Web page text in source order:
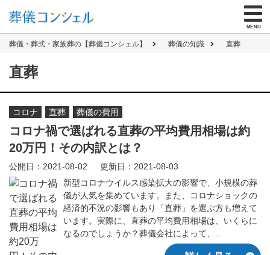
MENU
無料資料請求
お葬式とわからない封筒で郵送／メールも可
ご危篤・ご逝去でお急ぎの方
はじめての方へ
式場を探す
仏具なし・火葬のみ
直葬 132,000円 （税抜）
式を省き、火葬のみ
火葬式 209,000円（税抜）
お通夜を省き一日で
葬儀・葬式・家族葬の【葬儀コンシェル】 葬儀の知識 直葬
直葬
コロナ 直葬 葬儀の費用
公開日：2021-08-02 更新日：2021-08-03
コロナ禍で選ばれる直葬の平均費用相場は約
20万円！その内訳とは？
新型コロナウイルス感染拡大の影響で、小規模の葬
儀が人気を集めています。また、コロナショックの
経済的不況の影響もあり「直葬」を選ぶ方も増えて
います。実際に、直葬の平均費用相場は、いくらに
なるのでしょうか？葬儀会社によって、…